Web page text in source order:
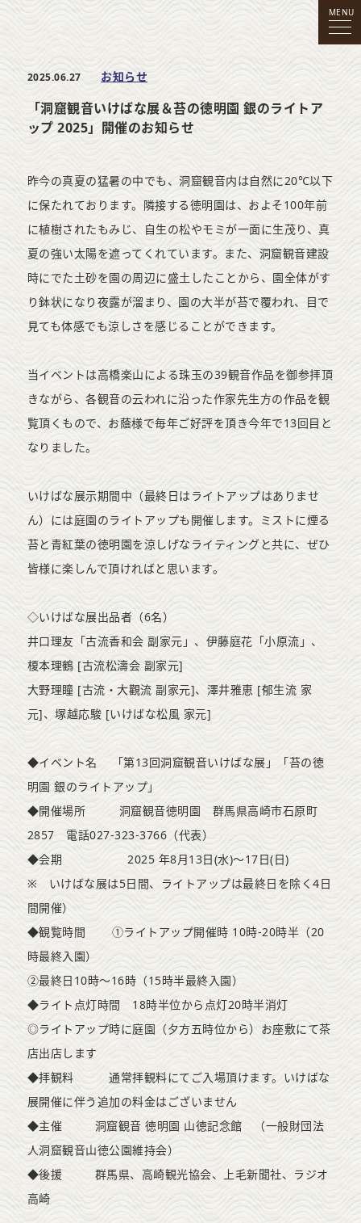
MENU
2025.06.27 お知らせ
「洞窟観音いけばな展＆苔の徳明園 銀のライトア
ップ 2025」開催のお知らせ
昨今の真夏の猛暑の中でも、洞窟観音内は自然に20℃以下
に保たれております。隣接する徳明園は、およそ100年前
に植樹されたもみじ、自生の松やモミが一面に生茂り、真
夏の強い太陽を遮ってくれています。また、洞窟観音建設
時にでた土砂を園の周辺に盛土したことから、園全体がす
り鉢状になり夜露が溜まり、園の大半が苔で覆われ、目で
見ても体感でも涼しさを感じることができます。
当イベントは高橋楽山による珠玉の39観音作品を御参拝頂
きながら、各観音の云われに沿った作家先生方の作品を観
覧頂くもので、お蔭様で毎年ご好評を頂き今年で13回目と
なりました。
いけばな展示期間中（最終日はライトアップはありませ
ん）には庭園のライトアップも開催します。ミストに煙る
苔と青紅葉の徳明園を涼しげなライティングと共に、ぜひ
皆様に楽しんで頂ければと思います。
◇いけばな展出品者（6名）
井口理友「古流香和会 副家元」、伊藤庭花「小原流」、
榎本理鶴 [古流松濤会 副家元]
大野理瞳 [古流・大觀流 副家元]、澤井雅恵 [郁生流 家
元]、塚越応駿 [いけばな松風 家元]
◆イベント名 「第13回洞窟観音いけばな展」「苔の徳
明園 銀のライトアップ」
◆開催場所 洞窟観音徳明園 群馬県高崎市石原町
2857 電話027-323-3766（代表）
◆会期 2025 年8月13日(水)～17日(日)
※ いけばな展は5日間、ライトアップは最終日を除く4日
間開催）
◆観覧時間 ①ライトアップ開催時 10時-20時半（20
時最終入園）
②最終日10時～16時（15時半最終入園）
◆ライト点灯時間 18時半位から点灯20時半消灯
◎ライトアップ時に庭園（夕方五時位から）お座敷にて茶
店出店します
◆拝観料 通常拝観料にてご入場頂けます。いけばな
展開催に伴う追加の料金はございません
◆主催 洞窟観音 徳明園 山徳記念館 （一般財団法
人洞窟観音山徳公園維持会）
◆後援 群馬県、高崎観光協会、上毛新聞社、ラジオ
高崎